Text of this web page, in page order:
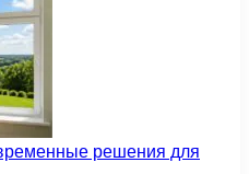
решения для